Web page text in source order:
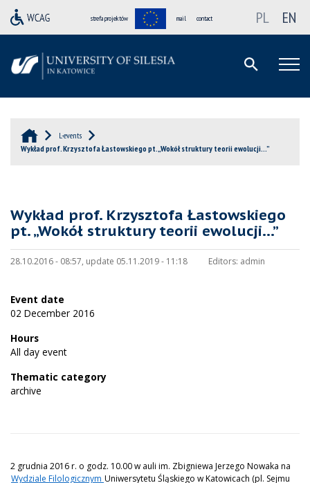
strefa projektów mail contact PL EN
L-events
Wykład prof. Krzysztofa Łastowskiego pt. „Wokół struktury teorii ewolucji…”
Wykład prof. Krzysztofa Łastowskiego
pt. „Wokół struktury teorii ewolucji…”
28.10.2016 - 08:57, update 05.11.2019 - 11:18 Editors: admin
Event date
02 December 2016
Hours
All day event
Thematic category
archive
2 grudnia 2016 r. o godz. 10.00 w auli im. Zbigniewa Jerzego Nowaka na
Wydziale Filologicznym Uniwersytetu Śląskiego w Katowicach (pl. Sejmu